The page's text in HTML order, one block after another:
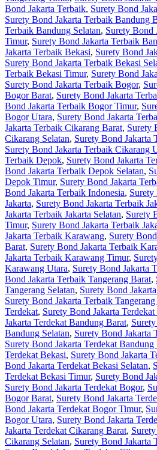
Bond Jakarta Terbaik, Surety Bond
Surety Bond Jakarta Terbaik Bandung
Terbaik Bandung Selatan, Surety Bond
Timur, Surety Bond Jakarta Terbaik
Jakarta Terbaik Bekasi, Surety Bond
Surety Bond Jakarta Terbaik Bekasi
Terbaik Bekasi Timur, Surety Bond
Surety Bond Jakarta Terbaik Bogor,
Bogor Barat, Surety Bond Jakarta
Bond Jakarta Terbaik Bogor Timur,
Bogor Utara, Surety Bond Jakarta
Jakarta Terbaik Cikarang Barat, Surety
Cikarang Selatan, Surety Bond Jakarta
Surety Bond Jakarta Terbaik Cikarang
Terbaik Depok, Surety Bond Jakarta
Bond Jakarta Terbaik Depok Selatan,
Depok Timur, Surety Bond Jakarta
Bond Jakarta Terbaik Indonesia, Surety
Jakarta, Surety Bond Jakarta Terbaik
Jakarta Terbaik Jakarta Selatan, Surety
Timur, Surety Bond Jakarta Terbaik
Jakarta Terbaik Karawang, Surety
Barat, Surety Bond Jakarta Terbaik
Jakarta Terbaik Karawang Timur,
Karawang Utara, Surety Bond Jakarta
Bond Jakarta Terbaik Tangerang Barat,
Tangerang Selatan, Surety Bond
Surety Bond Jakarta Terbaik
Terdekat, Surety Bond Jakarta
Jakarta Terdekat Bandung Barat,
Bandung Selatan, Surety Bond Jakarta
Surety Bond Jakarta Terdekat Bandung
Terdekat Bekasi, Surety Bond Jakarta
Bond Jakarta Terdekat Bekasi Selatan,
Terdekat Bekasi Timur, Surety Bond
Surety Bond Jakarta Terdekat Bogor,
Bogor Barat, Surety Bond Jakarta
Bond Jakarta Terdekat Bogor Timur,
Bogor Utara, Surety Bond Jakarta
Jakarta Terdekat Cikarang Barat,
Cikarang Selatan, Surety Bond Jakarta